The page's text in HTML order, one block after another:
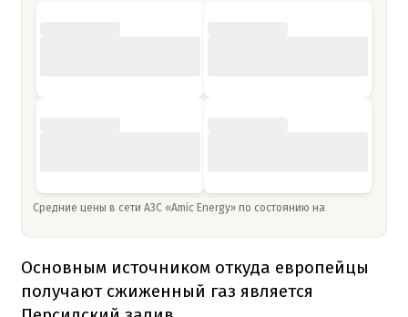
Средние цены в сети АЗС «Amic Energy» по состоянию на
Основным источником откуда европейцы
получают сжиженный газ является